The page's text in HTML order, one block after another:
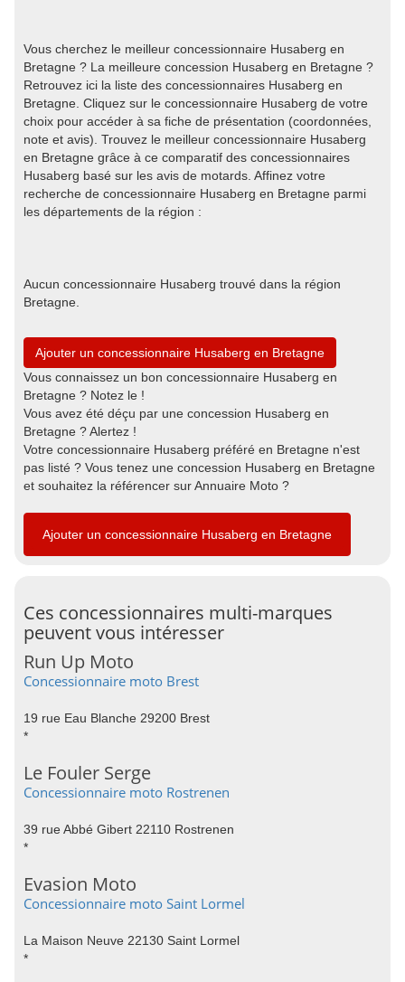
Vous cherchez le meilleur concessionnaire Husaberg en
Bretagne ? La meilleure concession Husaberg en Bretagne ?
Retrouvez ici la liste des concessionnaires Husaberg en
Bretagne. Cliquez sur le concessionnaire Husaberg de votre
choix pour accéder à sa fiche de présentation (coordonnées,
note et avis). Trouvez le meilleur concessionnaire Husaberg
en Bretagne grâce à ce comparatif des concessionnaires
Husaberg basé sur les avis de motards. Affinez votre
recherche de concessionnaire Husaberg en Bretagne parmi
les départements de la région :
Aucun concessionnaire Husaberg trouvé dans la région
Bretagne.
Ajouter un concessionnaire Husaberg en Bretagne
Vous connaissez un bon concessionnaire Husaberg en
Bretagne ? Notez le !
Vous avez été déçu par une concession Husaberg en
Bretagne ? Alertez !
Votre concessionnaire Husaberg préféré en Bretagne n'est
pas listé ? Vous tenez une concession Husaberg en Bretagne
et souhaitez la référencer sur Annuaire Moto ?
Ajouter un concessionnaire Husaberg en Bretagne
Ces concessionnaires multi-marques
peuvent vous intéresser
Run Up Moto
Concessionnaire moto Brest
19 rue Eau Blanche 29200 Brest
*
Le Fouler Serge
Concessionnaire moto Rostrenen
39 rue Abbé Gibert 22110 Rostrenen
*
Evasion Moto
Concessionnaire moto Saint Lormel
La Maison Neuve 22130 Saint Lormel
*